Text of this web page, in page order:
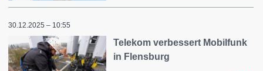
30.12.2025 – 10:55
Telekom verbessert Mobilfunk
in Flensburg